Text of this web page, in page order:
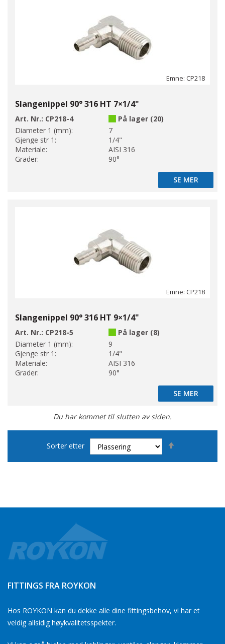
Emne: CP218
Slangenippel 90° 316 HT 7×1/4"
Art. Nr.: CP218-4
På lager (20)
Diameter 1 (mm):
7
Gjenge str 1:
1/4"
Materiale:
AISI 316
Grader:
90°
SE MER
SE MER
Emne: CP218
Slangenippel 90° 316 HT 9×1/4"
Art. Nr.: CP218-5
På lager (8)
Diameter 1 (mm):
9
Gjenge str 1:
1/4"
Materiale:
AISI 316
Grader:
90°
SE MER
SE MER
Du har kommet til slutten av siden.
Sorter etter
FITTINGS FRA ROYKON
Hos ROYKON kan du dekke alle dine fittingsbehov, vi har et
veldig allsidig høykvalitetsspekter.